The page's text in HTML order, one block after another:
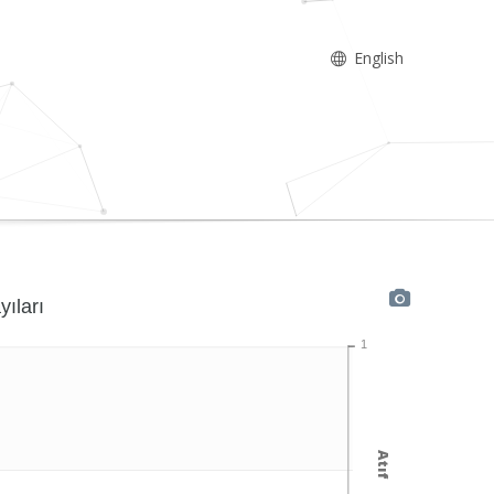
English
1
Atıf